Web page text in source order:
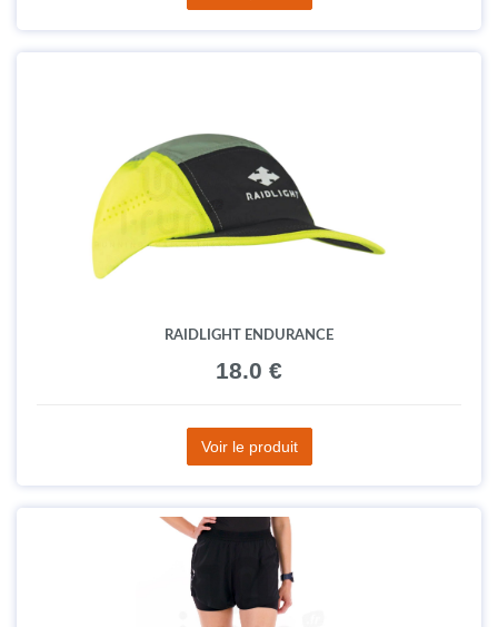
RAIDLIGHT ENDURANCE
18.0 €
Voir le produit